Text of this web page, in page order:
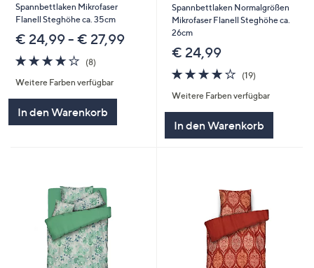
Spannbettlaken Mikrofaser
Flanell Steghöhe ca. 35cm
€ 24,99 - € 27,99
4.1
von
5
(8)
Weitere Farben verfügbar
In den Warenkorb
Spannbettlaken Normalgrößen
Mikrofaser Flanell Steghöhe ca.
26cm
€ 24,99
4.0
von
5
(19)
Weitere Farben verfügbar
In den Warenkorb